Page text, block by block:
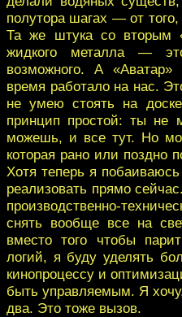
полутора шагах — от
Та же штука со вторым
жидкого металла —
возможного. А
время работало на нас.
не умею стоять на
принцип простой: ты не
можешь, и все тут. Но
которая рано или поздно
Хотя теперь я
реализовать прямо
производственно-
снять вообще все на
вместо того чтобы
логий, я буду уделять
кинопроцессу и
быть управляемым. Я
два. Это тоже вызов.